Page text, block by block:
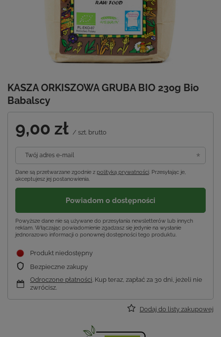
KASZA ORKISZOWA GRUBA BIO 230g Bio
Babalscy
9,00 zł / szt. brutto
Twój adres e-mail
Dane są przetwarzane zgodnie z polityką prywatności. Przesyłając je,
akceptujesz jej postanowienia.
Powiadom o dostępności
Powyższe dane nie są używane do przesyłania newsletterów lub innych
reklam. Włączając powiadomienie zgadzasz się jedynie na wysłanie
jednorazowo informacji o ponownej dostępności tego produktu.
Produkt niedostępny
Bezpieczne zakupy
Odroczone płatności. Kup teraz, zapłać za 30 dni, jeżeli nie
zwrócisz.
Dodaj do listy zakupowej